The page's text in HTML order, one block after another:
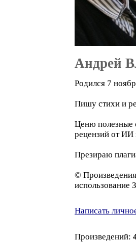
Андрей
Родился 7
Пишу стихи и
Ценю полезные
рецензий от ИИ
Презираю
©
Написать
Произведений: